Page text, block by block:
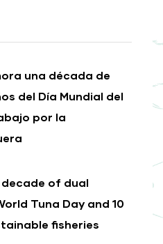
una década de
del Día Mundial del
por la
decade of dual
Tuna Day and 10
fisheries